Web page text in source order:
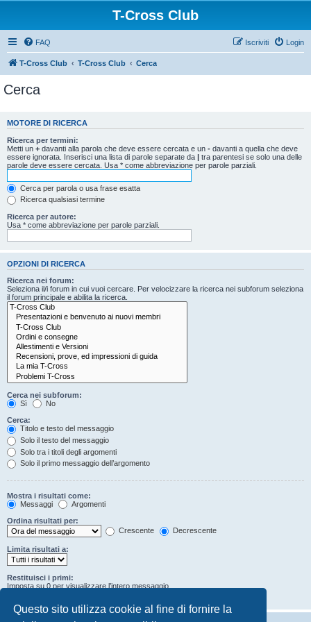
Questo sito utilizza cookie al fine di fornire la
T-Cross Club
FAQ Login
Iscriviti
T-Cross Club T-Cross Club Cerca
Cerca
MOTORE DI RICERCA
Ricerca per termini:
Metti un + davanti alla parola che deve essere cercata e un - davanti a quella che deve
essere ignorata. Inserisci una lista di parole separate da | tra parentesi se solo una delle
parole deve essere cercata. Usa * come abbreviazione per parole parziali.
Cerca per parola o usa frase esatta
Ricerca qualsiasi termine
Ricerca per autore:
Usa * come abbreviazione per parole parziali.
OPZIONI DI RICERCA
Ricerca nei forum:
Seleziona il/i forum in cui vuoi cercare. Per velocizzare la ricerca nei subforum seleziona
il forum principale e abilita la ricerca.
Cerca nei subforum:
Sì
No
Cerca:
Titolo e testo del messaggio
Solo il testo del messaggio
Solo tra i titoli degli argomenti
Solo il primo messaggio dell’argomento
Mostra i risultati come:
Messaggi
Argomenti
Ordina risultati per:
Crescente
Decrescente
Limita risultati a:
Restituisci i primi:
Imposta su 0 per visualizzare l’intero messaggio.